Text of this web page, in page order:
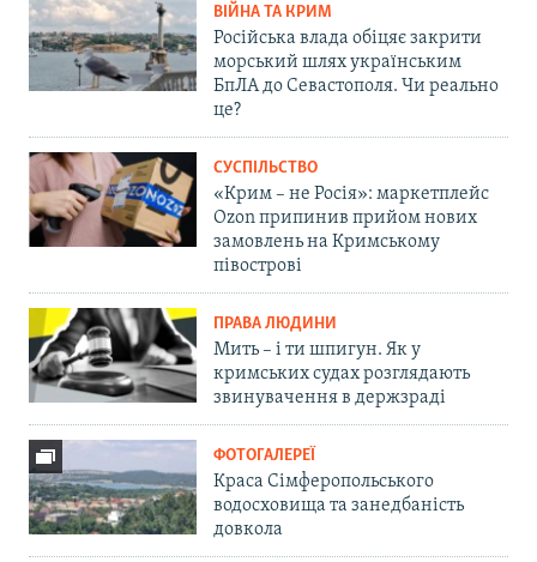
ВІЙНА ТА КРИМ
Російська влада обіцяє закрити
морський шлях українським
БпЛА до Севастополя. Чи реально
це?
СУСПІЛЬСТВО
«Крим – не Росія»: маркетплейс
Ozon припинив прийом нових
замовлень на Кримському
півострові
ПРАВА ЛЮДИНИ
Мить – і ти шпигун. Як у
кримських судах розглядають
звинувачення в держзраді
ФОТОГАЛЕРЕЇ
Краса Сімферопольського
водосховища та занедбаність
довкола